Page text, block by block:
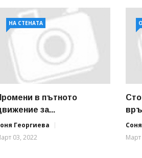
НА СТЕНАТА
в пътното
за...
Георгиева
03, 2022
Март